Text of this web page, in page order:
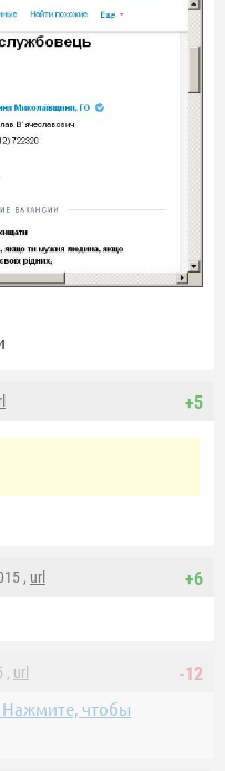
+5
+6
, url
-12
, url
чтобы